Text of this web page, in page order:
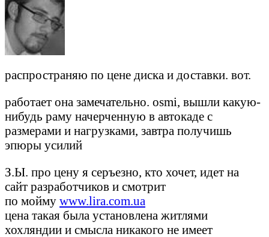
распространяю по цене диска и доставки. вот.
работает она замечательно. osmi, вышли какую-
нибудь раму начерченную в автокаде с
размерами и нагрузками, завтра получишь
эпюры усилий
З.Ы. про цену я серъезно, кто хочет, идет на
сайт разработчиков и смотрит
по мойму www.lira.com.ua
цена такая была установлена житлями
хохляндии и смысла никакого не имеет